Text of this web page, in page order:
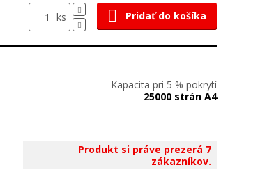
ks Pridať do košíka
Kapacita pri 5 % pokrytí
25000 strán A4
Produkt si práve prezerá 7
zákazníkov.